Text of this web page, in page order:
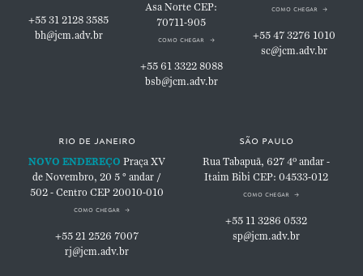
+55 31 2128 3585
bh@jcm.adv.br
Asa NorteCEP:
70711-905
como chegar
+55 61 3322 8088
bsb@jcm.adv.br
como chegar
+55 47 3276 1010
sc@jcm.adv.br
rio de janeiro
NOVO ENDEREÇO Praça XV
de Novembro, 20 5 ° andar /
502 - Centro CEP 20010-010
como chegar
+55 21 2526 7007
rj@jcm.adv.br
são paulo
Rua Tabapuã, 6274º andar -
Itaim BibiCEP: 04533-012
como chegar
+55 11 3286 0532
sp@jcm.adv.br